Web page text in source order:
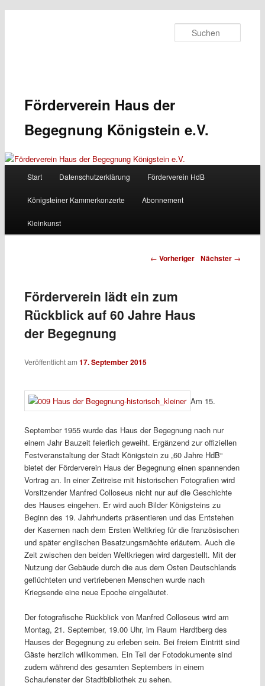
Förderverein Haus der
Begegnung Königstein e.V.
Hauptmenü
Start Datenschutzerklärung Förderverein HdB
Königsteiner Kammerkonzerte Abonnement
Kleinkunst
Beitragsnavigation
← Vorheriger Nächster →
Förderverein lädt ein zum
Rückblick auf 60 Jahre Haus
der Begegnung
Veröffentlicht am 17. September 2015
Am 15.
September 1955 wurde das Haus der Begegnung nach nur
einem Jahr Bauzeit feierlich geweiht. Ergänzend zur offiziellen
Festveranstaltung der Stadt Königstein zu „60 Jahre HdB“
bietet der Förderverein Haus der Begegnung einen spannenden
Vortrag an. In einer Zeitreise mit historischen Fotografien wird
Vorsitzender Manfred Colloseus nicht nur auf die Geschichte
des Hauses eingehen. Er wird auch Bilder Königsteins zu
Beginn des 19. Jahrhunderts präsentieren und das Entstehen
der Kasernen nach dem Ersten Weltkrieg für die französischen
und später englischen Besatzungsmächte erläutern. Auch die
Zeit zwischen den beiden Weltkriegen wird dargestellt. Mit der
Nutzung der Gebäude durch die aus dem Osten Deutschlands
geflüchteten und vertriebenen Menschen wurde nach
Kriegsende eine neue Epoche eingeläutet.
Der fotografische Rückblick von Manfred Colloseus wird am
Montag, 21. September, 19.00 Uhr, im Raum Hardtberg des
Hauses der Begegnung zu erleben sein. Bei freiem Eintritt sind
Gäste herzlich willkommen. Ein Teil der Fotodokumente sind
zudem während des gesamten Septembers in einem
Schaufenster der Stadtbibliothek zu sehen.